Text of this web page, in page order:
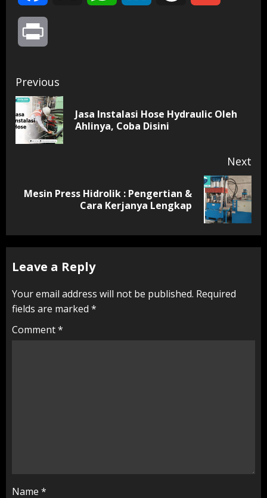
Continue
Reading
Previous
Jasa Instalasi Hose Hydraulic Oleh
Ahlinya, Coba Disini
Next
Next
Mesin Press Hidrolik : Pengertian &
Cara Kerjanya Lengkap
Leave a Reply
Your email address will not be published. Required
fields are marked *
Comment*
Name *